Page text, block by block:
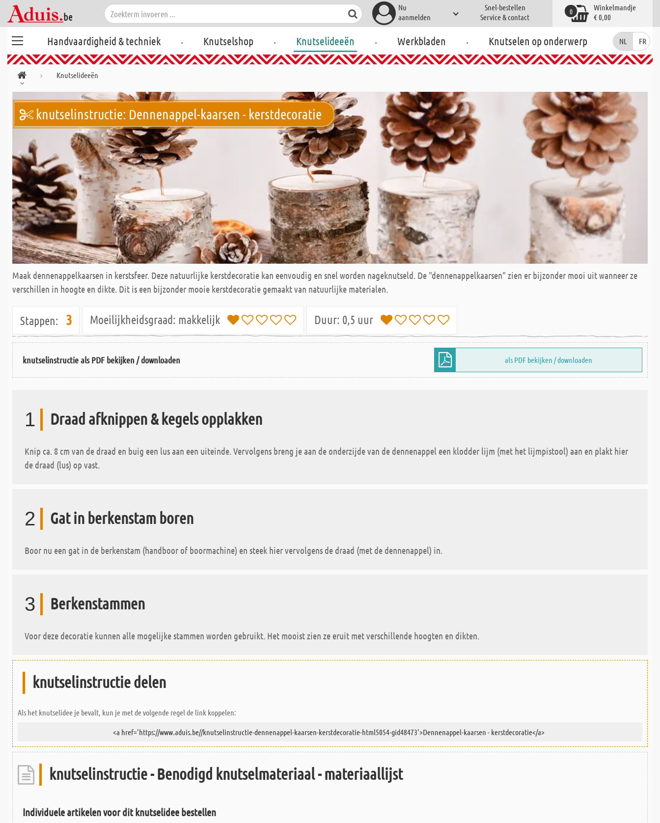
Nu
aanmelden
Snel-bestellen
Service & contact
Winkelmandje
€ 0,00
0
Handvaardigheid & techniek . Knutselshop . Knutselideeën . Werkbladen . Knutselen op onderwerp NL FR
Knutselideeën
knutselinstructie: Dennenappel-kaarsen - kerstdecoratie
Maak dennenappelkaarsen in kerstsfeer. Deze natuurlijke kerstdecoratie kan eenvoudig en snel worden nageknutseld. De "dennenappelkaarsen" zien er bijzonder mooi uit wanneer ze
verschillen in hoogte en dikte. Dit is een bijzonder mooie kerstdecoratie gemaakt van natuurlijke materialen.
Stappen: 3 Moeilijkheidsgraad: makkelijk Duur: 0,5 uur
knutselinstructie als PDF bekijken / downloaden als PDF bekijken / downloaden
1 Draad afknippen & kegels opplakken
Knip ca. 8 cm van de draad en buig een lus aan een uiteinde. Vervolgens breng je aan de onderzijde van de dennenappel een klodder lijm (met het lijmpistool) aan en plakt hier
de draad (lus) op vast.
2 Gat in berkenstam boren
Boor nu een gat in de berkenstam (handboor of boormachine) en steek hier vervolgens de draad (met de dennenappel) in.
3 Berkenstammen
Voor deze decoratie kunnen alle mogelijke stammen worden gebruikt. Het mooist zien ze eruit met verschillende hoogten en dikten.
knutselinstructie delen
Als het knutselidee je bevalt, kun je met de volgende regel de link koppelen:
knutselinstructie - Benodigd knutselmateriaal - materiaallijst
Individuele artikelen voor dit knutselidee bestellen